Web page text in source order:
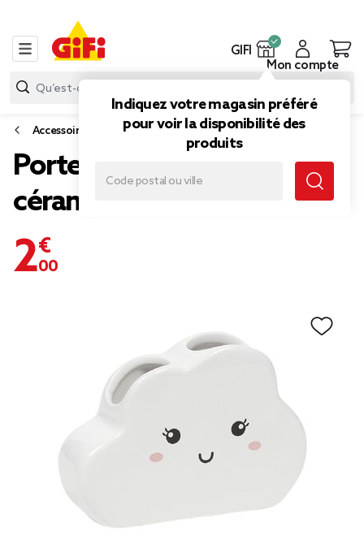
GIFI
Indiquez votre magasin préféré
pour voir la disponibilité des
produits
Mon compte
Accessoires salle de bain
Porte brosse à dents en
céramique design nuage
2,00 €